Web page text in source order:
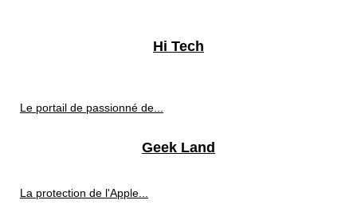
Hi Tech
Le portail de passionné de...
Geek Land
La protection de l'Apple...